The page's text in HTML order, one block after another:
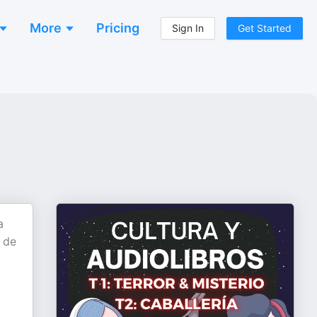
More Pricing Sign In Get Started
de